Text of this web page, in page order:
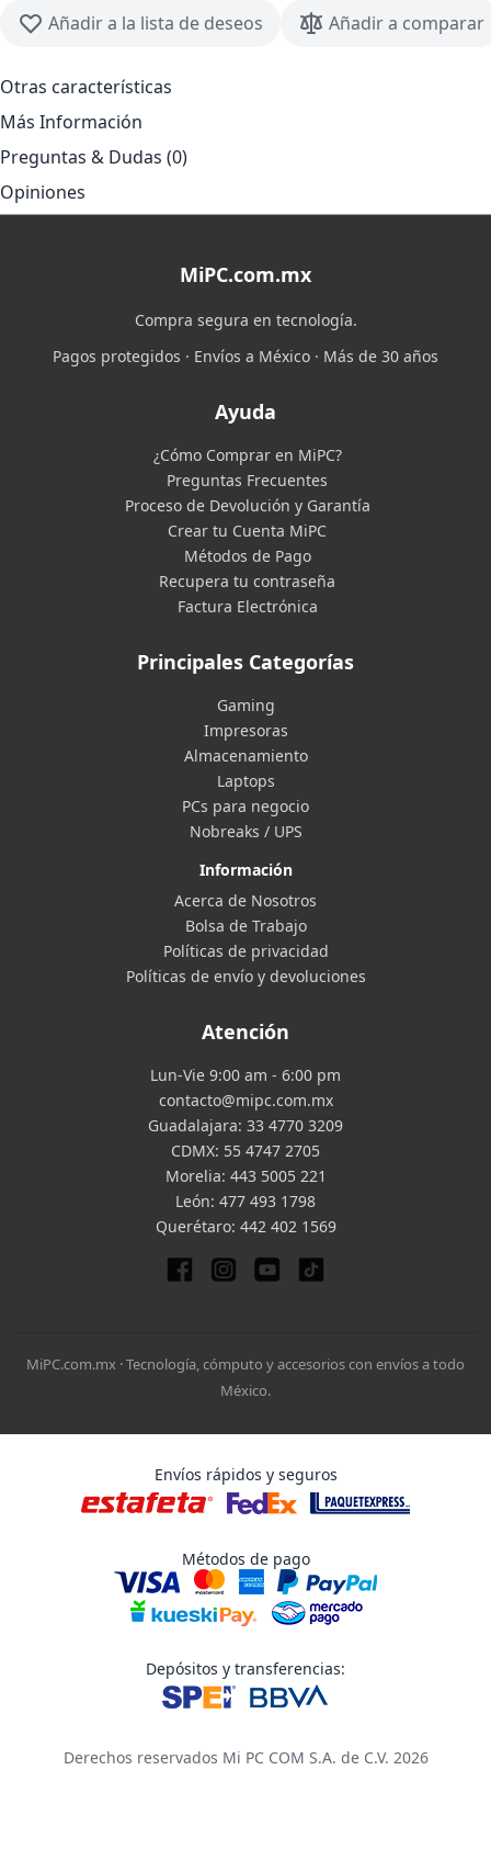
Añadir a la lista de deseos Añadir a comparar
Otras características
Más Información
Preguntas & Dudas (0)
Opiniones
MiPC.com.mx
Compra segura en tecnología.
Pagos protegidos · Envíos a México · Más de 30 años
Ayuda
¿Cómo Comprar en MiPC?
Preguntas Frecuentes
Proceso de Devolución y Garantía
Crear tu Cuenta MiPC
Métodos de Pago
Recupera tu contraseña
Factura Electrónica
Principales Categorías
Gaming
Impresoras
Almacenamiento
Laptops
PCs para negocio
Nobreaks / UPS
Información
Acerca de Nosotros
Bolsa de Trabajo
Políticas de privacidad
Políticas de envío y devoluciones
Atención
Lun-Vie 9:00 am - 6:00 pm
contacto@mipc.com.mx
Guadalajara: 33 4770 3209
CDMX: 55 4747 2705
Morelia: 443 5005 221
León: 477 493 1798
Querétaro: 442 402 1569
MiPC.com.mx · Tecnología, cómputo y accesorios con envíos a todo
México.
Envíos rápidos y seguros
Métodos de pago
Depósitos y transferencias:
Derechos reservados Mi PC COM S.A. de C.V. 2026